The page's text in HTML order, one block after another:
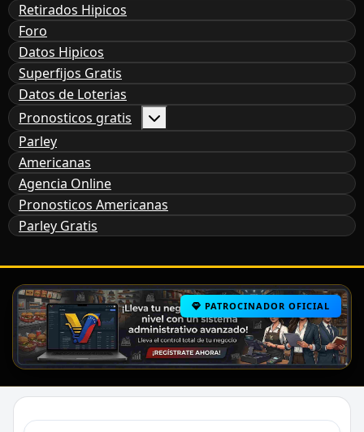
Retirados Hipicos
Foro
Datos Hipicos
Superfijos Gratis
Datos de Loterias
Pronosticos gratis
Parley
Americanas
Agencia Online
Pronosticos Americanas
Parley Gratis
PATROCINADOR OFICIAL